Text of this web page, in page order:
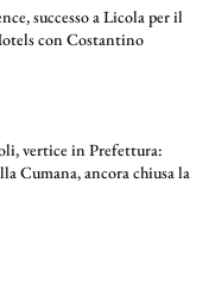
successo a Licola per il
con Costantino
vertice in Prefettura:
Cumana, ancora chiusa la